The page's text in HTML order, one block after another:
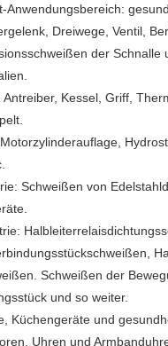
Anwendungsbereich:
Dreiwege, Ventil,
der
Kessel, Griff,
Schweißen von
Schweißen der
und so weiter.
Küchengeräte und
Uhren und